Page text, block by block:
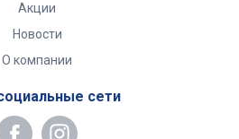
Акции
Новости
О компании
сети